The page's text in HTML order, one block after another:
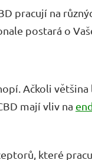
pracují na
postará o
Ačkoli většina
mají vliv na
které